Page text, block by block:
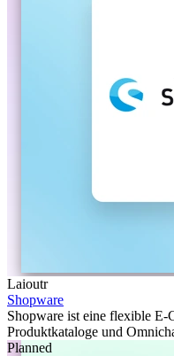
Laioutr
Shopware
Shopware ist eine flexible E-
Produktkataloge und
Planned